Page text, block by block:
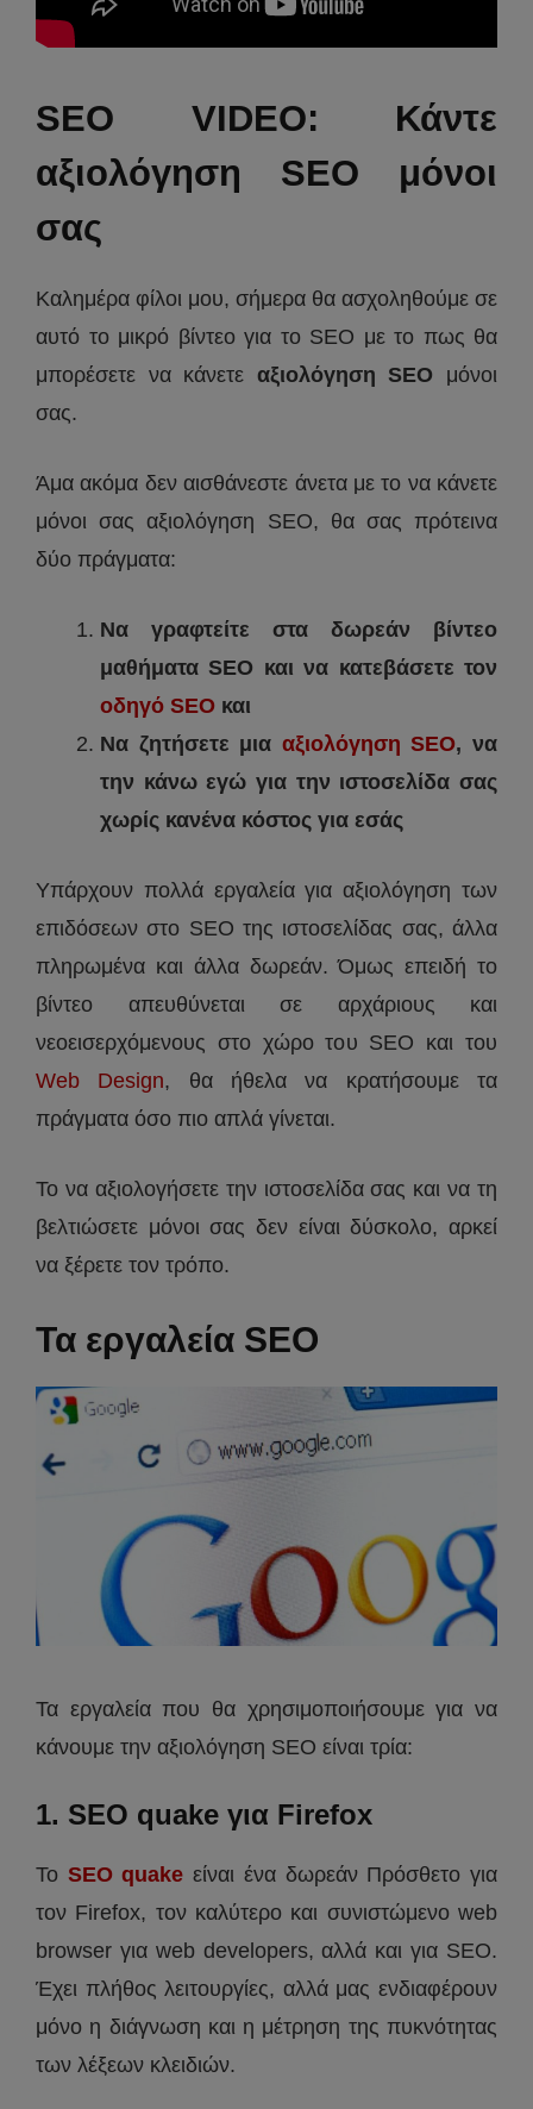
SEO VIDEO: Κάντε
αξιολόγηση SEO μόνοι
σας
Καλημέρα φίλοι μου, σήμερα θα ασχοληθούμε σε
αυτό το μικρό βίντεο για το SEO με το πως θα
μπορέσετε να κάνετε αξιολόγηση SEO μόνοι
σας.
Άμα ακόμα δεν αισθάνεστε άνετα με το να κάνετε
μόνοι σας αξιολόγηση SEO, θα σας πρότεινα
δύο πράγματα:
Να γραφτείτε στα δωρεάν βίντεο
μαθήματα SEO και να κατεβάσετε τον
οδηγό SEO και
Να ζητήσετε μια αξιολόγηση SEO, να
την κάνω εγώ για την ιστοσελίδα σας
χωρίς κανένα κόστος για εσάς
Υπάρχουν πολλά εργαλεία για αξιολόγηση των
επιδόσεων στο SEO της ιστοσελίδας σας, άλλα
πληρωμένα και άλλα δωρεάν. Όμως επειδή το
βίντεο απευθύνεται σε αρχάριους και
νεοεισερχόμενους στο χώρο του SEO και του
Web Design, θα ήθελα να κρατήσουμε τα
πράγματα όσο πιο απλά γίνεται.
Το να αξιολογήσετε την ιστοσελίδα σας και να τη
βελτιώσετε μόνοι σας δεν είναι δύσκολο, αρκεί
να ξέρετε τον τρόπο.
Τα εργαλεία SEO
Τα εργαλεία που θα χρησιμοποιήσουμε για να
κάνουμε την αξιολόγηση SEO είναι τρία:
1. SEO quake για Firefox
To SEO quake είναι ένα δωρεάν Πρόσθετο για
τον Firefox, τον καλύτερο και συνιστώμενο web
browser για web developers, αλλά και για SEO.
Έχει πλήθος λειτουργίες, αλλά μας ενδιαφέρουν
μόνο η διάγνωση και η μέτρηση της πυκνότητας
των λέξεων κλειδιών.